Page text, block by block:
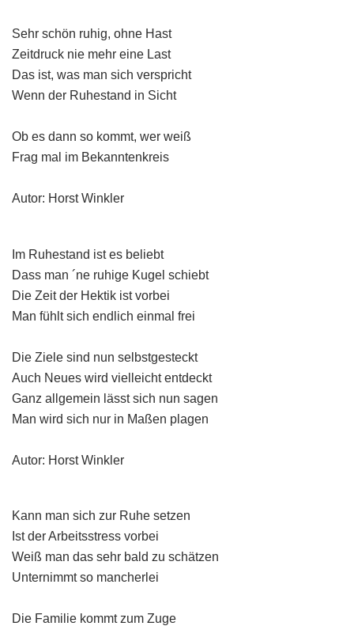
Sehr schön ruhig, ohne Hast
Zeitdruck nie mehr eine Last
Das ist, was man sich verspricht
Wenn der Ruhestand in Sicht
Ob es dann so kommt, wer weiß
Frag mal im Bekanntenkreis
Autor: Horst Winkler
Im Ruhestand ist es beliebt
Dass man ´ne ruhige Kugel schiebt
Die Zeit der Hektik ist vorbei
Man fühlt sich endlich einmal frei
Die Ziele sind nun selbstgesteckt
Auch Neues wird vielleicht entdeckt
Ganz allgemein lässt sich nun sagen
Man wird sich nur in Maßen plagen
Autor: Horst Winkler
Kann man sich zur Ruhe setzen
Ist der Arbeitsstress vorbei
Weiß man das sehr bald zu schätzen
Unternimmt so mancherlei
Die Familie kommt zum Zuge